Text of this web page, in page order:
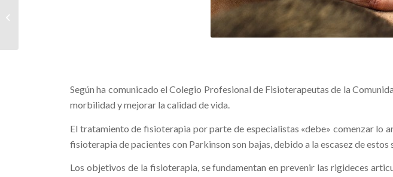
Según ha comunicado el Colegio Profesional de Fisioterapeutas de la
morbilidad y mejorar la calidad de vida.
El tratamiento de fisioterapia por parte de especialistas «debe» comenzar lo
fisioterapia de pacientes con Parkinson son bajas, debido a la escasez de estos
Los objetivos de la fisioterapia, se fundamentan en prevenir las rigideces